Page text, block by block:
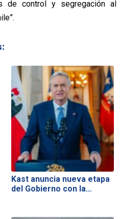
de control y segregación al
Kast anuncia nueva etapa
del Gobierno con la…